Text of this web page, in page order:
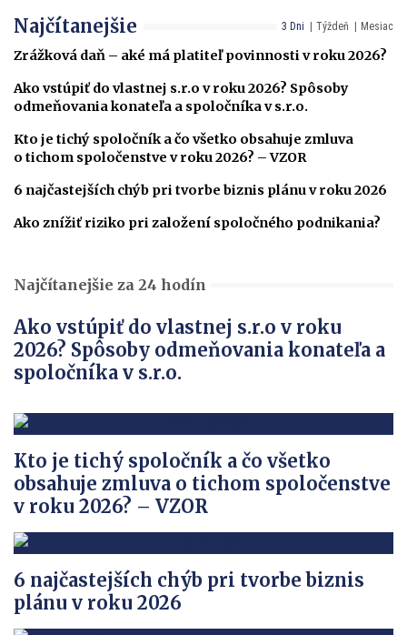
3 Dni Týždeň Mesiac
Najčítanejšie
Zrážková daň – aké má platiteľ povinnosti v roku 2026?
Ako vstúpiť do vlastnej s.r.o v roku 2026? Spôsoby
odmeňovania konateľa a spoločníka v s.r.o.
Kto je tichý spoločník a čo všetko obsahuje zmluva
o tichom spoločenstve v roku 2026? – VZOR
6 najčastejších chýb pri tvorbe biznis plánu v roku 2026
Ako znížiť riziko pri založení spoločného podnikania?
Najčítanejšie za 24 hodín
Ako vstúpiť do vlastnej s.r.o v roku
2026? Spôsoby odmeňovania konateľa a
spoločníka v s.r.o.
Kto je tichý spoločník a čo všetko
obsahuje zmluva o tichom spoločenstve
v roku 2026? – VZOR
6 najčastejších chýb pri tvorbe biznis
plánu v roku 2026